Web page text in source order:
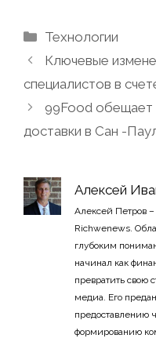
Рубрики
Технологии
Ключевые
специалистов в
99Food обещает
доставки в Сан -
Алексей
Алексей Петров
Richwenews.
глубоким
начинал как
превратить свою
медиа. Его
предоставлению
формированию